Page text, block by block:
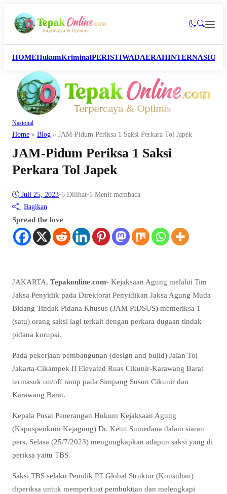
HOMEHukumKriminalPERISTIWADAERAH
Nasional
Home » Blog » JAM-Pidum Periksa 1 Saksi Perkara Tol Japek
JAM-Pidum Periksa 1 Saksi
Perkara Tol Japek
Juli 25, 2023•6 Dilihat•1 Menit membaca
Bagikan
Spread the love
JAKARTA, Tepakonline.com- Kejaksaan Agung melalui Tim
Jaksa Penyidik pada Direktorat Penyidikan Jaksa Agung Muda
Bidang Tindak Pidana Khusus (JAM PIDSUS) memeriksa 1
(satu) orang saksi lagi terkait dengan perkara dugaan tindak
pidana korupsi.
Pada pekerjaan pembangunan (design and build) Jalan Tol
Jakarta-Cikampek II Elevated Ruas Cikunir-Karawang Barat
termasuk on/off ramp pada Simpang Susun Cikunir dan
Karawang Barat.
Kepala Pusat Penerangan Hukum Kejaksaan Agung
(Kapuspenkum Kejagung) Dr. Ketut Sumedana dalam siaran
pers, Selasa (25/7/2023) mengungkapkan adapun saksi yang di
periksa yaitu TBS
Saksi TBS selaku Pemilik PT Global Struktur (Konsultan)
diperiksa untuk memperkuat pembuktian dan melengkapi